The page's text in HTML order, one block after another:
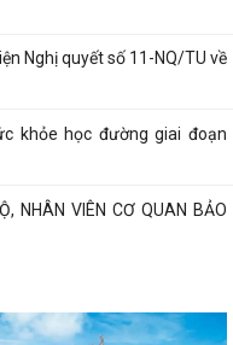
Nghị quyết số 11-NQ/TU về
khỏe học đường giai đoạn
NHÂN VIÊN CƠ QUAN BẢO
thải rắn sinh hoạt tại nguồn,